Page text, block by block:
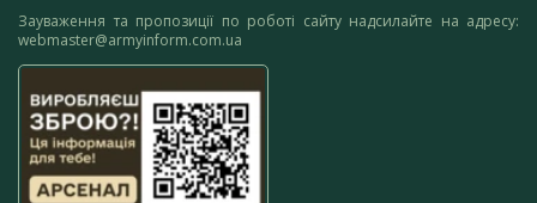
Зауваження та пропозиції по роботі сайту надсилайте на адресу:
webmaster@armyinform.com.ua